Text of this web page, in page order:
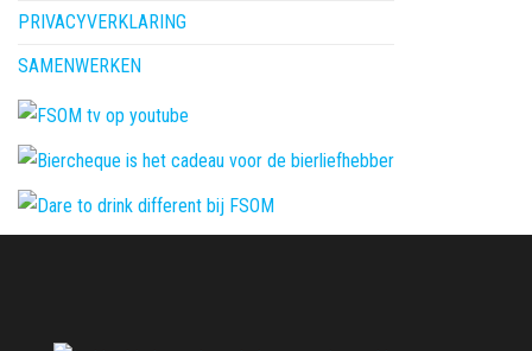
PRIVACYVERKLARING
SAMENWERKEN